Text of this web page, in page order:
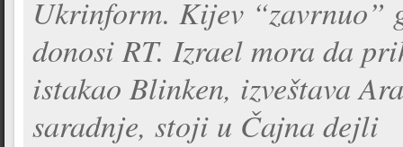
Ukrinform. Kijev “zavrnuo”
donosi RT. Izrael mora da
istakao Blinken, izveštava
saradnje, stoji u Čajna dejli